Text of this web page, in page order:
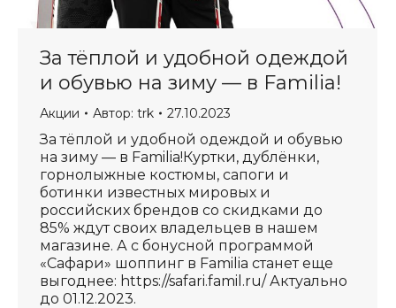
За тёплой и удобной одеждой
и обувью на зиму — в Familia!
Акции Автор: trk 27.10.2023
За тёплой и удобной одеждой и обувью
на зиму — в Familia!Куртки, дублёнки,
горнолыжные костюмы, сапоги и
ботинки известных мировых и
российских брендов со скидками до
85% ждут своих владельцев в нашем
магазине. А с бонусной программой
«Сафари» шоппинг в Familia станет еще
выгоднее: https://safari.famil.ru/ Актуально
до 01.12.2023.